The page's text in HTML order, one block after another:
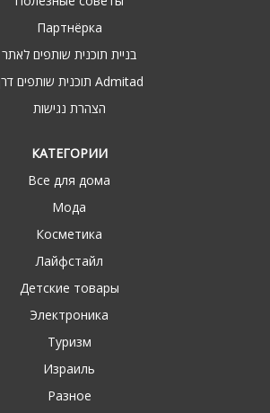
Партнёрка
בניית תוכנית שותפים לאתר
תוכנית שותפים דרך Admitad
הצהרת נגישות
КАТЕГОРИИ
Все для дома
Мода
Косметика
Лайфстайл
Детские товары
Электроника
Туризм
Израиль
Разное